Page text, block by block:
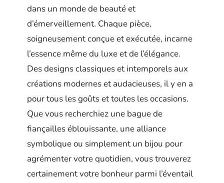
dans un monde de beauté et
d’émerveillement. Chaque pièce,
soigneusement conçue et exécutée, incarne
l’essence même du luxe et de l’élégance.
Des designs classiques et intemporels aux
créations modernes et audacieuses, il y en a
pour tous les goûts et toutes les occasions.
Que vous recherchiez une bague de
fiançailles éblouissante, une alliance
symbolique ou simplement un bijou pour
agrémenter votre quotidien, vous trouverez
certainement votre bonheur parmi l’éventail